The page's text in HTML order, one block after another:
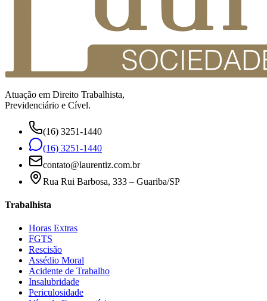
Atuação em Direito Trabalhista,
Previdenciário e Cível.
(16) 3251-1440
(16) 3251-1440
contato@laurentiz.com.br
Rua Rui Barbosa, 333 – Guariba/SP
Trabalhista
Horas Extras
FGTS
Rescisão
Assédio Moral
Acidente de Trabalho
Insalubridade
Periculosidade